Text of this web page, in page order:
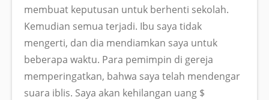
membuat keputusan untuk berhenti sekolah.
Kemudian semua terjadi. Ibu saya tidak
mengerti, dan dia mendiamkan saya untuk
beberapa waktu. Para pemimpin di gereja
memperingatkan, bahwa saya telah mendengar
suara iblis. Saya akan kehilangan uang $